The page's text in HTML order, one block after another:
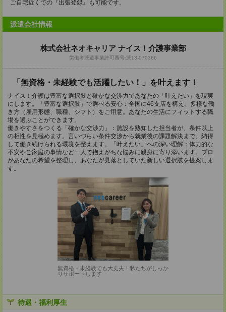
ご自宅近くでの『出張登録』も可能です。
派遣会社情報
株式会社ネオキャリア ナイス！介護事業部
労働者派遣事業許可番号:派13-070366
「無資格・未経験でも活躍したい！」を叶えます！
ナイス！介護は豊富な選択肢と確かな交渉力であなたの「叶えたい」を現実
にします。「豊富な選択肢」で選べる安心：全国に46支店を構え、多様な働
き方（雇用形態、職種、シフト）をご用意。あなたの生活にフィットする職
場を選ぶことができます。
働きやすさをつくる「確かな交渉力」：施設を熟知した担当者が、条件以上
の相性を見極めます。言いづらい条件交渉から就業後の課題解決まで、納得
して働き続けられる環境を整えます。「叶えたい」への深い理解：体力的な
不安やご家庭の事情など一人で抱えがちな悩みに親身に寄り添います。プロ
があなたの希望を整理し、あなたが見落としていた新しい選択肢を提案しま
す。
無資格・未経験でも大丈夫！私たちがしっか
りサポートします
待遇・福利厚生